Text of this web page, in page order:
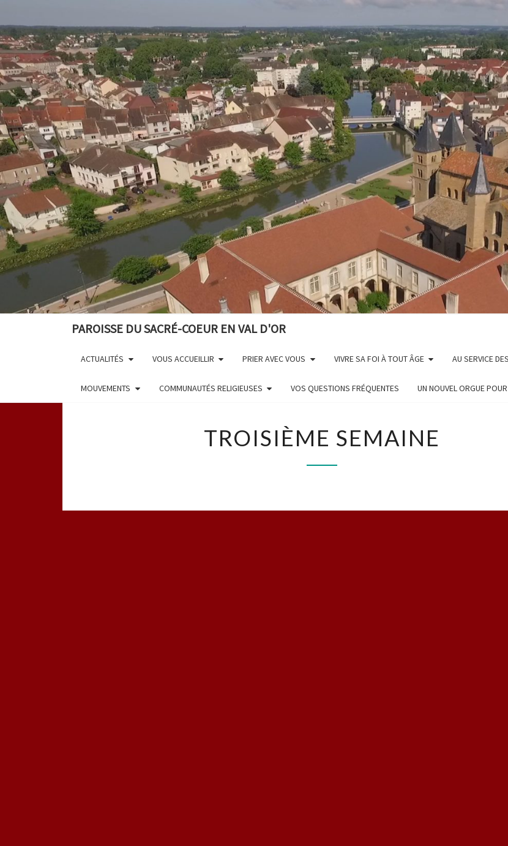
PAROISSE DU SACRÉ-COEUR EN VAL D'OR
ACTUALITÉS VOUS ACCUEILLIR PRIER AVEC VOUS VIVRE SA FOI À TOUT ÂGE AU SERVICE
MOUVEMENTS COMMUNAUTÉS RELIGIEUSES VOS QUESTIONS FRÉQUENTES UN NOUVEL ORGUE
SEMAINE
TROISIÈME SEMAINE